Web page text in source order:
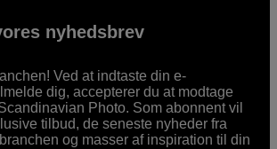
nyhedsbrev
Ved at indtaste din e-
dig, accepterer du at modtage
Photo. Som abonnent vil
tilbud, de seneste nyheder fra
og masser af inspiration til din